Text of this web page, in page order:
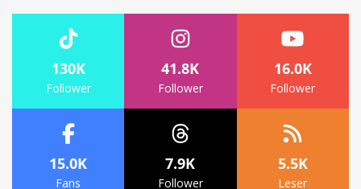
130K
Follower
41.8K
Follower
16.0K
Follower
15.0K
Fans
7.9K
Follower
5.5K
Leser